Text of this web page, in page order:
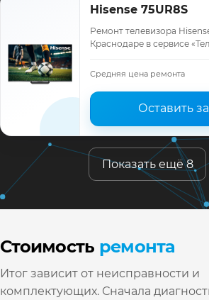
Hisense 75UR8S
Ремонт телевизора
Краснодаре в сервисе
ремонта, запчасти и
месяцев.
Средняя цена ремонта
Оставить
Показать ещё 8
Стоимость ремонта
Итог зависит от неисправности и
комплектующих. Сначала